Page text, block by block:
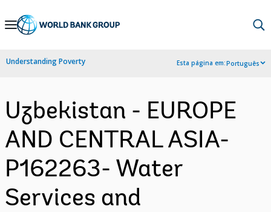
Skip
Navigation
Understanding Poverty Esta página em:Português
Uzbekistan - EUROPE
AND CENTRAL ASIA-
P162263- Water
Services and